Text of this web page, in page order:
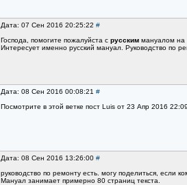
Дата: 07 Сен 2016 20:25:22 #
Господа, помогите пожалуйста с русским мануалом на
Интересует именно русский мануал. Руководство по
Дата: 08 Сен 2016 00:08:21 #
Посмотрите в этой ветке пост Luis от 23 Апр 2016
Дата: 08 Сен 2016 13:26:00 #
руководство по ремонту есть. могу поделиться, если
Мануал занимает примерно 80 страниц текста.